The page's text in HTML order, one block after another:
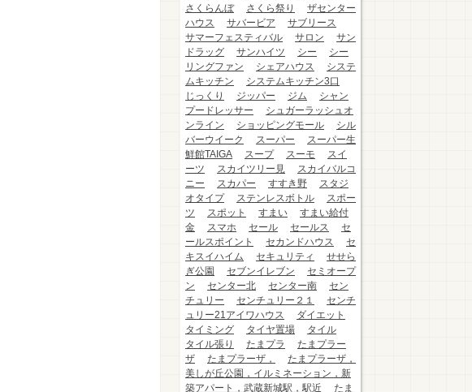
さくらんぼ
さくら祭り
ザセンター
ハウス
サバービア
サブリース
サマーフェスティバル
サロン
サン
ドラッグ
サンハイツ シー
シー
リングファン
シェアハウス
システ
ムキッチン
システムキッチン3口
じっくり
ジッパー ジム
シャン
プードレッサー
シュガーラッシュオ
ンライン
ショッピングモール
シル
バーウイーク
スーパー
スーパー生
鮮館TAIGA
スープ スーモ
スイ
ーツ
スカイツリー見
スカイバルコ
ニー
スカパー すすき野
スタジ
オタイプ
ステンレスボトル
スポー
ツ
スポット すまい
すまい給付
金
スマホ セール セールス
セ
ールスポイント
セカンドハウス
セ
キスイハイム
セキュリティ
せせら
ぎ公園
セブンイレブン
セミオープ
ン
センター北 センター南
セン
チュリー
センチュリー２１
センチ
ュリー21アイワハウス
ダイエット
タイミング
タイヤ置場
タイル
タイル張り
たまプラ
たまプラー
ザ
たまプラーザ，
たまプラーザ，
美しが丘公園，イルミネーション，新
築アパート，武蔵新城駅，駅近
たま